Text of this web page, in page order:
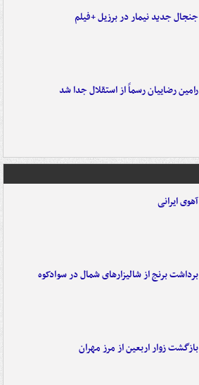
جنجال جدید نیمار در برزیل +فیلم
رامین رضاییان رسماً از استقلال جدا شد
آهوی ایرانی
برداشت برنج از شالیزارهای شمال در سوادکوه
بازگشت زوار اربعین از مرز مهران